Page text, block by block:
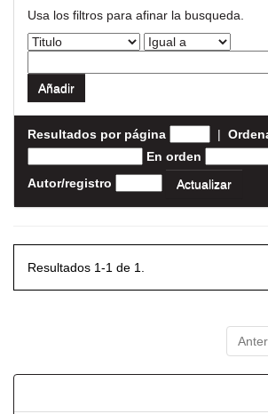
Usa los filtros para afinar la busqueda.
Resultados por página |
En orden
Autor/registro
Resultados 1-1 de 1.